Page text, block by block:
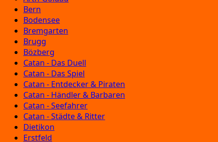
Bern
Bodensee
Bremgarten
Brugg
Bözberg
Catan - Das Duell
Catan - Das Spiel
Catan - Entdecker & Piraten
Catan - Händler & Barbaren
Catan - Seefahrer
Catan - Städte & Ritter
Dietikon
Erstfeld